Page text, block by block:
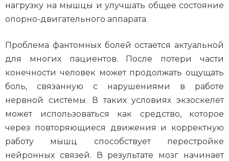
нагрузку на мышцы и улучшать общее состояние
опорно-двигательного аппарата.
Проблема фантомных болей остается актуальной
для многих пациентов. После потери части
конечности человек может продолжать ощущать
боль, связанную с нарушениями в работе
нервной системы. В таких условиях экзоскелет
может использоваться как средство, которое
через повторяющиеся движения и корректную
работу мышц способствует перестройке
нейронных связей. В результате мозг начинает